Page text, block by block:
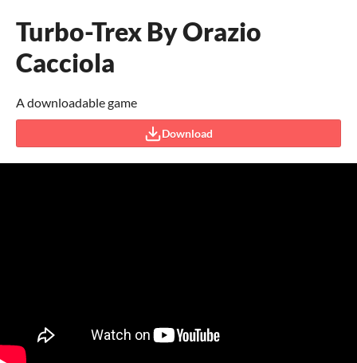
Turbo-Trex By Orazio
Cacciola
A downloadable game
Download